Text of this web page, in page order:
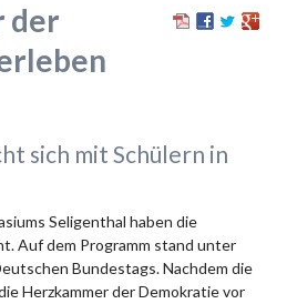
der
sich mit Schülern in
Seligenthal haben die
Auf dem Programm stand unter
Bundestags. Nachdem die
Herzkammer der Demokratie vor